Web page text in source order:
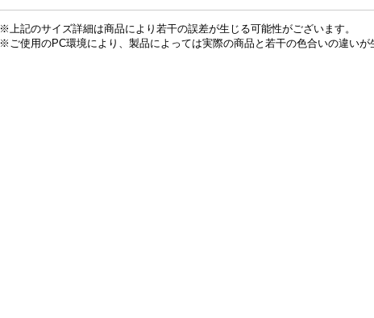
※上記のサイズ詳細は商品により若干の誤差が生じる可能性がございます。
※ご使用のPC環境により、製品によっては実際の商品と若干の色合いの違いが